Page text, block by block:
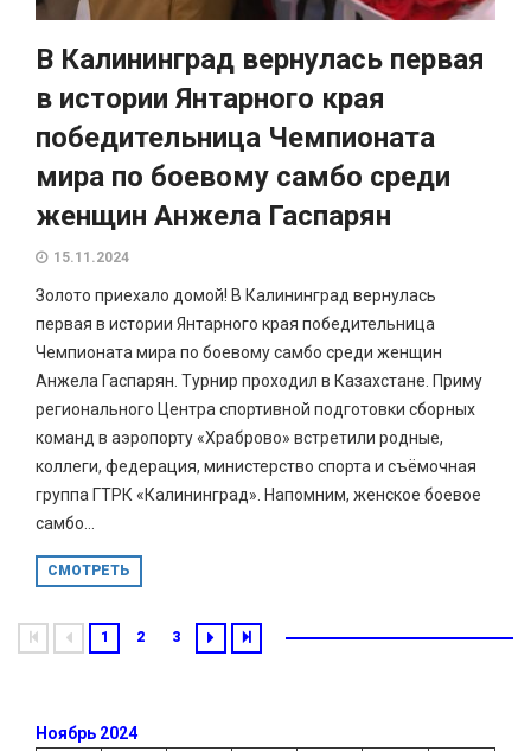
В Калининград вернулась первая
в истории Янтарного края
победительница Чемпионата
мира по боевому самбо среди
женщин Анжела Гаспарян
15.11.2024
Золото приехало домой! В Калининград вернулась
первая в истории Янтарного края победительница
Чемпионата мира по боевому самбо среди женщин
Анжела Гаспарян. Турнир проходил в Казахстане. Приму
регионального Центра спортивной подготовки сборных
команд в аэропорту «Храброво» встретили родные,
коллеги, федерация, министерство спорта и съёмочная
группа ГТРК «Калининград». Напомним, женское боевое
самбо...
СМОТРЕТЬ
1 2 3
Ноябрь 2024